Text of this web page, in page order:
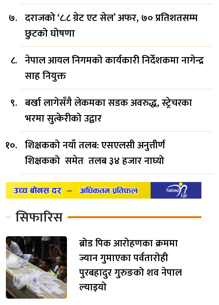
दराजको ‘८.८ ग्रेट एट सेल’ अफर, ७० प्रतिशतसम्म
छुटको घोषणा
नेपाल आयल निगमको कार्यकारी निर्देशकमा नागेन्द्र
साह नियुक्त
बर्खा लागेसँगै लेकमका सडक अवरुद्ध, स्ट्रेचरका
भरमा सुत्केरीको उद्वार
शिक्षकको नयाँ तलब: एसएलसी अनुत्तीर्ण
शिक्षकको समेत तलब ३४ हजार नाघ्यो
सिफारिस
ब्रोड पिक आरोहणका क्रममा
ज्यान गुमाएका पर्वतारोही
पुरबहादुर गुरुङको शव नेपाल
ल्याइयो